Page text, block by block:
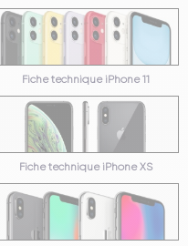
Fiche technique iPhone 11
Fiche technique iPhone XS